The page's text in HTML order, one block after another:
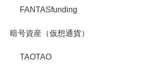
FANTASfunding
暗号資産（仮想通貨）
TAOTAO